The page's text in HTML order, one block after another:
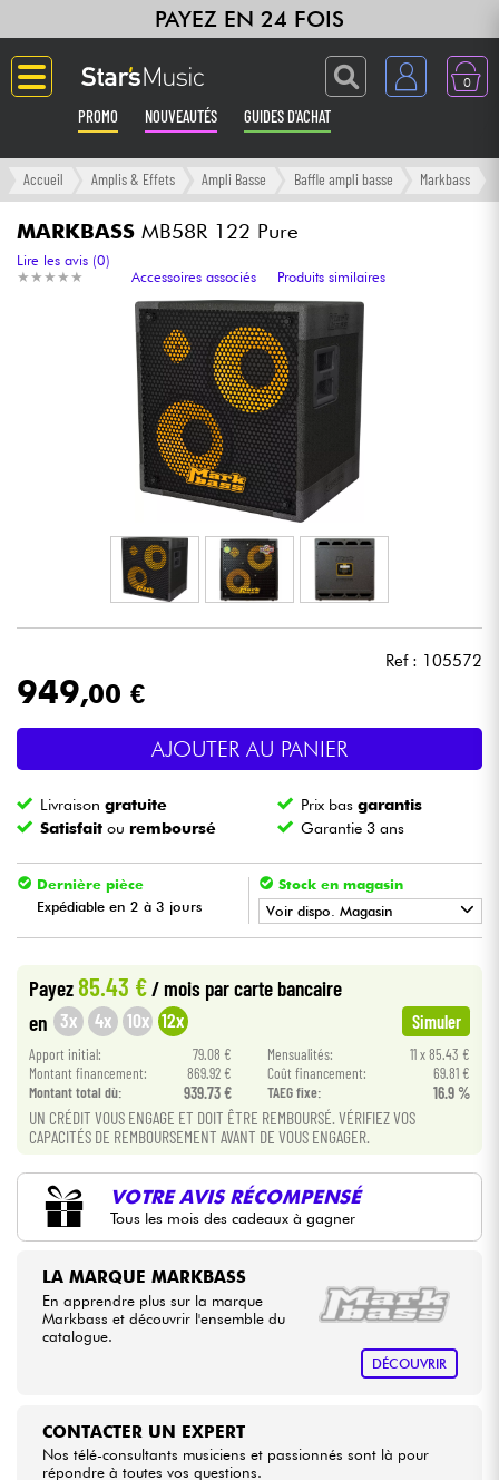
PAYEZ EN 24 FOIS
0
PROMO NOUVEAUTÉS GUIDES D'ACHAT
Langue
Guitares & Basses
Amplis & Effets
Claviers & Pianos
Synthés & Sampleurs
Home Studio
Micros & HF
Sono
Batteries & Percu
Vents
Violons & Quatuor
Eveil Musical
Câbles & Access.
HiFi
Packs
Voir nos marques
Accueil Amplis & Effets Ampli Basse Baffle ampli basse Markbass
MARKBASS MB58R 122 Pure
★ ★ ★ ★ ★
★ ★ ★ ★ ★
Lire les avis (0)
Accessoires associés
Produits similaires
Ref : 105572
949,00 €
AJOUTER AU PANIER
Livraisongratuite Prix basgarantis
Satisfait ou remboursé Garantie 3 ans
Dernière pièce
Expédiable en 2 à 3 jours
Stock en magasin
Voir dispo. Magasin
Payez 85.43 € / mois par carte bancaire
en 3x 4x 10x 12x Simuler
Apport initial: 79.08 € Mensualités:
11 x 85.43 €
Montant financement:
869.92 € Coût financement:
69.81 €
Montant total dù:
939.73 € TAEG fixe: 16.9 %
UN CRÉDIT VOUS ENGAGE ET DOIT ÊTRE REMBOURSÉ. VÉRIFIEZ VOS
CAPACITÉS DE REMBOURSEMENT AVANT DE VOUS ENGAGER.
VOTRE AVIS RÉCOMPENSÉ
Tous les mois des cadeaux à gagner
LA MARQUE MARKBASS
En apprendre plus sur la marque
Markbass et découvrir l'ensemble du
catalogue.
DÉCOUVRIR
CONTACTER UN EXPERT
Nos télé-consultants musiciens et passionnés sont là pour
répondre à toutes vos questions.